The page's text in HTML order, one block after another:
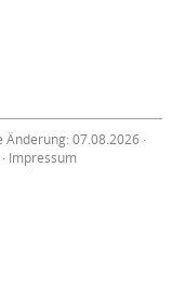
07.08.2026 ·
Impressum